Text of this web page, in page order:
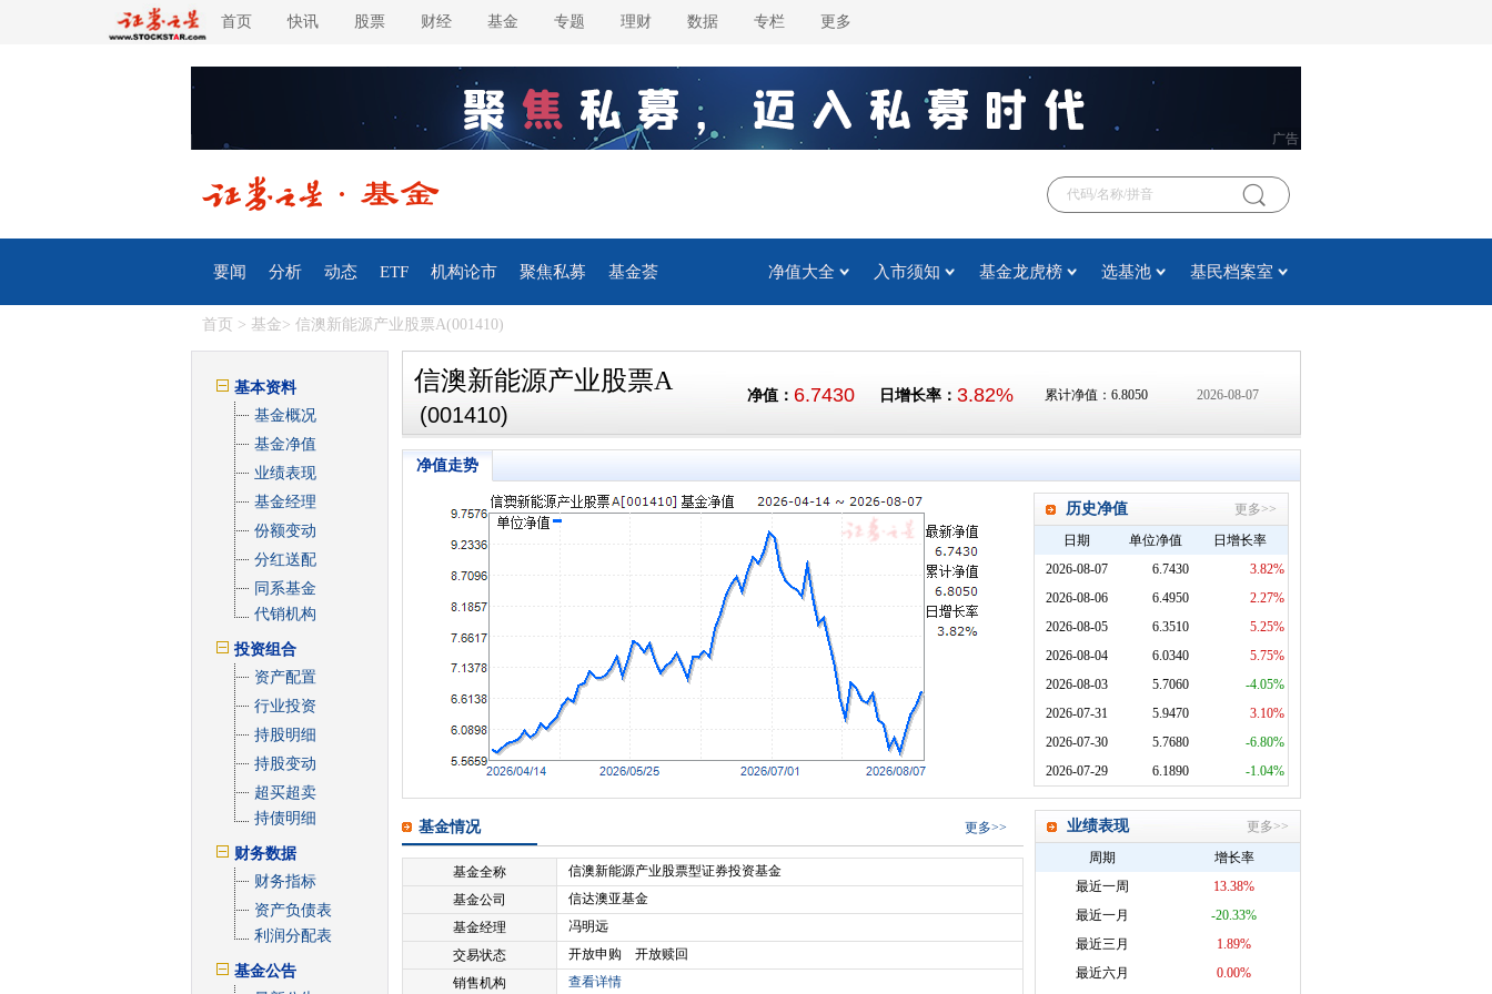
首页 快讯 股票 财经 基金 专题 理财 数据 专栏 更多
广告
要闻 分析 动态 ETF 机构论市 聚焦私募 基金荟 净值大全 入市须知 基金龙虎榜 选基池 基民档案室
首页 > 基金> 信澳新能源产业股票A(001410)
基本资料
基金概况
基金净值
业绩表现
基金经理
份额变动
分红送配
同系基金
代销机构
投资组合
资产配置
行业投资
持股明细
持股变动
超买超卖
持债明细
财务数据
财务指标
资产负债表
利润分配表
基金公告
信澳新能源产业股票A
(001410)
净值： 6.7430 日增长率： 3.82% 累计净值：6.8050 2026-08-07
净值走势
更多>>
历史净值
日期 单位净值
日增长率
2026-08-07
6.7430
3.82%
2026-08-06
6.4950
2.27%
2026-08-05
6.3510
5.25%
2026-08-04
6.0340
5.75%
2026-08-03
5.7060
-4.05%
2026-07-31
5.9470
3.10%
2026-07-30
5.7680
-6.80%
2026-07-29
6.1890 -1.04%
更多>>
基金情况
基金全称
信澳新能源产业股票型证券投资基金
基金公司
信达澳亚基金
基金经理
冯明远
交易状态
开放申购 开放赎回
销售机构
查看详情
更多>>
业绩表现
周期
增长率
最近一周
13.38%
最近一月
-20.33%
最近三月
1.89%
最近六月
0.00%